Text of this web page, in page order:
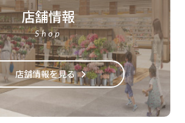
店舗情報
Shop
店舗情報を見る